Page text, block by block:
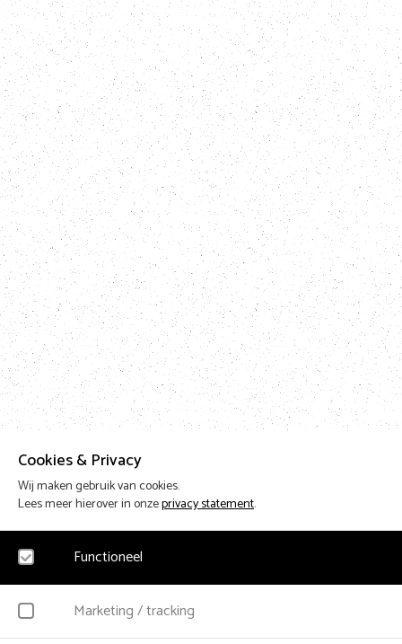
Cookies & Privacy
Wij maken gebruik van cookies.
Lees meer hierover in onzeprivacy statement.
Functioneel
NoodzakelijkMarketing / tracking